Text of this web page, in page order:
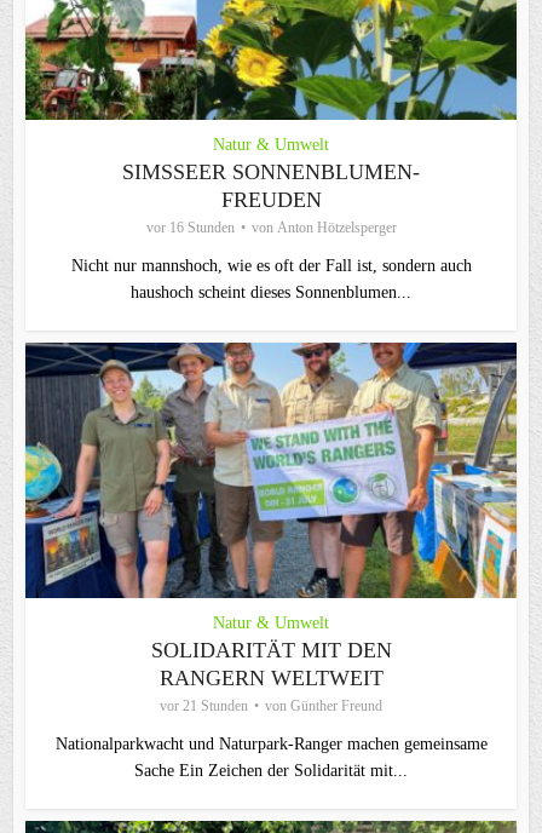
Natur & Umwelt
SIMSSEER SONNENBLUMEN-
FREUDEN
vor 16 Stunden von Anton Hötzelsperger
Nicht nur mannshoch, wie es oft der Fall ist, sondern auch
haushoch scheint dieses Sonnenblumen...
Natur & Umwelt
SOLIDARITÄT MIT DEN
RANGERN WELTWEIT
vor 21 Stunden von Günther Freund
Nationalparkwacht und Naturpark-Ranger machen gemeinsame
Sache Ein Zeichen der Solidarität mit...